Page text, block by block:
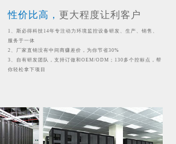
性价比高， 更大程度让利客户
1、斯必得科技14年专注动力环境监控设备研发、生产、销售、
服务于一体
2、厂家直销没有中间商赚差价，为你节省30%
3、自有研发团队，支持订做和OEM/ODM；130多个控标点，帮
你轻松拿下项目